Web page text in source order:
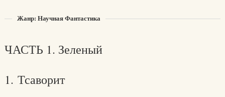
Жанр: Научная Фантастика
ЧАСТЬ 1. Зеленый
1. Тсаворит